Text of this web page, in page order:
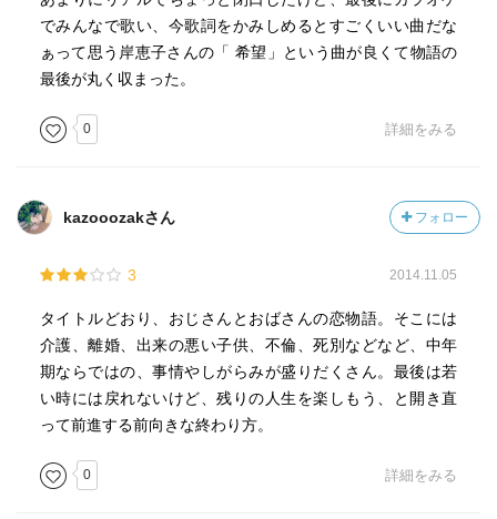
でみんなで歌い、今歌詞をかみしめるとすごくいい曲だな
ぁって思う岸恵子さんの「 希望」という曲が良くて物語の
最後が丸く収まった。
0 詳細をみる
kazooozakさん フォロー
3 2014.11.05
タイトルどおり、おじさんとおばさんの恋物語。そこには
介護、離婚、出来の悪い子供、不倫、死別などなど、中年
期ならではの、事情やしがらみが盛りだくさん。最後は若
い時には戻れないけど、残りの人生を楽しもう、と開き直
って前進する前向きな終わり方。
0 詳細をみる